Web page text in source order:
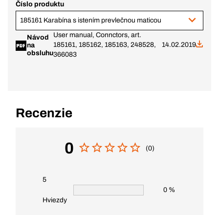
Číslo produktu
185161 Karabína s istením prevlečnou maticou
Návod
na
obsluhu
User manual, Connctors, art.
185161, 185162, 185163, 248528,
366083
14.02.2019
Recenzie
0 (0)
5
Hviezdy
0 %